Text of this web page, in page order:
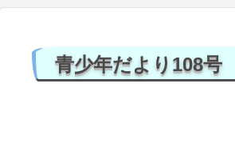
青少年だより108号